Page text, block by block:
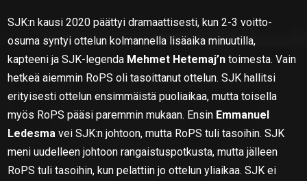
SJK:n kausi 2020 päättyi dramaattisesti, kun 2-3 voitto-
osuma syntyi ottelun kolmannella lisäaika minuutilla,
kapteeni ja SJK-legenda Mehmet Hetemaj’n toimesta. Vain
hetkeä aiemmin RoPS oli tasoittanut ottelun. SJK hallitsi
erityisesti ottelun ensimmäistä puoliaikaa, mutta toisella
myös RoPS pääsi paremmin mukaan. Ensin Emmanuel
Ledesma vei SJK:n johtoon, mutta RoPS tuli tasoihin. SJK
meni uudelleen johtoon rangaistuspotkusta, mutta jälleen
RoPS tuli tasoihin, kun pelattiin jo ottelun yliaikaa. SJK ei